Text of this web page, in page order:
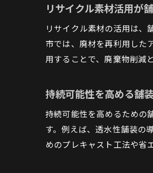
リサイクル素材活用が
リサイクル素材の活用は、
市では、廃材を再利用した
用することで、廃棄物削減
持続可能性を高める舗
持続可能性を高めるための
す。例えば、透水性舗装の
めのプレキャスト工法や省